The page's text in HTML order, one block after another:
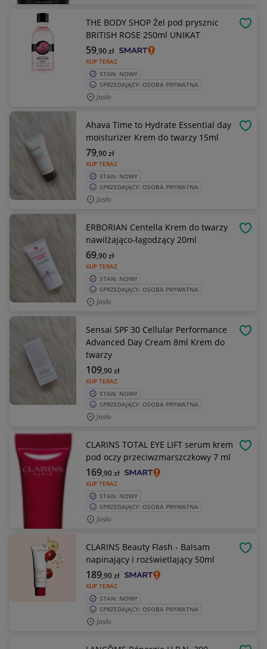
THE BODY SHOP Żel pod prysznic
BRITISH ROSE 250ml UNIKAT
KUP TERAZ
59,90zł
STAN: NOWY
SPRZEDAJĄCY: OSOBA PRYWATNA
Jasło
Ahava Time to Hydrate Essential day
moisturizer Krem do twarzy 15ml
KUP TERAZ
79,90zł
STAN: NOWY
SPRZEDAJĄCY: OSOBA PRYWATNA
Jasło
ERBORIAN Centella Krem do twarzy
nawilżająco-łagodzący 20ml
KUP TERAZ
69,90zł
STAN: NOWY
SPRZEDAJĄCY: OSOBA PRYWATNA
Jasło
Sensai SPF 30 Cellular Performance
Advanced Day Cream 8ml Krem do
twarzy
KUP TERAZ
109,90zł
STAN: NOWY
SPRZEDAJĄCY: OSOBA PRYWATNA
Jasło
CLARINS TOTAL EYE LIFT serum krem
pod oczy przeciwzmarszczkowy 7 ml
KUP TERAZ
169,90zł
STAN: NOWY
SPRZEDAJĄCY: OSOBA PRYWATNA
Jasło
CLARINS Beauty Flash - Balsam
napinający i rozświetlający 50ml
KUP TERAZ
189,90zł
STAN: NOWY
SPRZEDAJĄCY: OSOBA PRYWATNA
Jasło